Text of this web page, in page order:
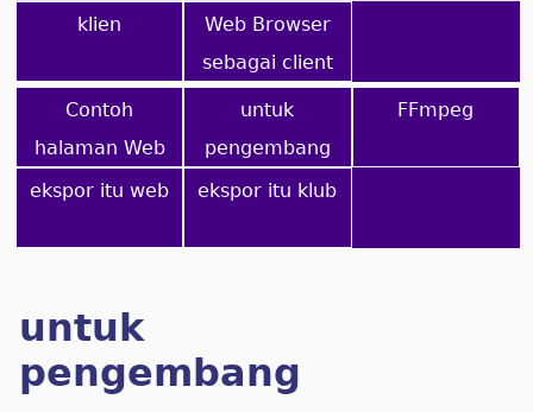
klien
Web Browser
sebagai client
Contoh
halaman Web
untuk
pengembang
FFmpeg
ekspor itu web ekspor itu klub
untuk
pengembang